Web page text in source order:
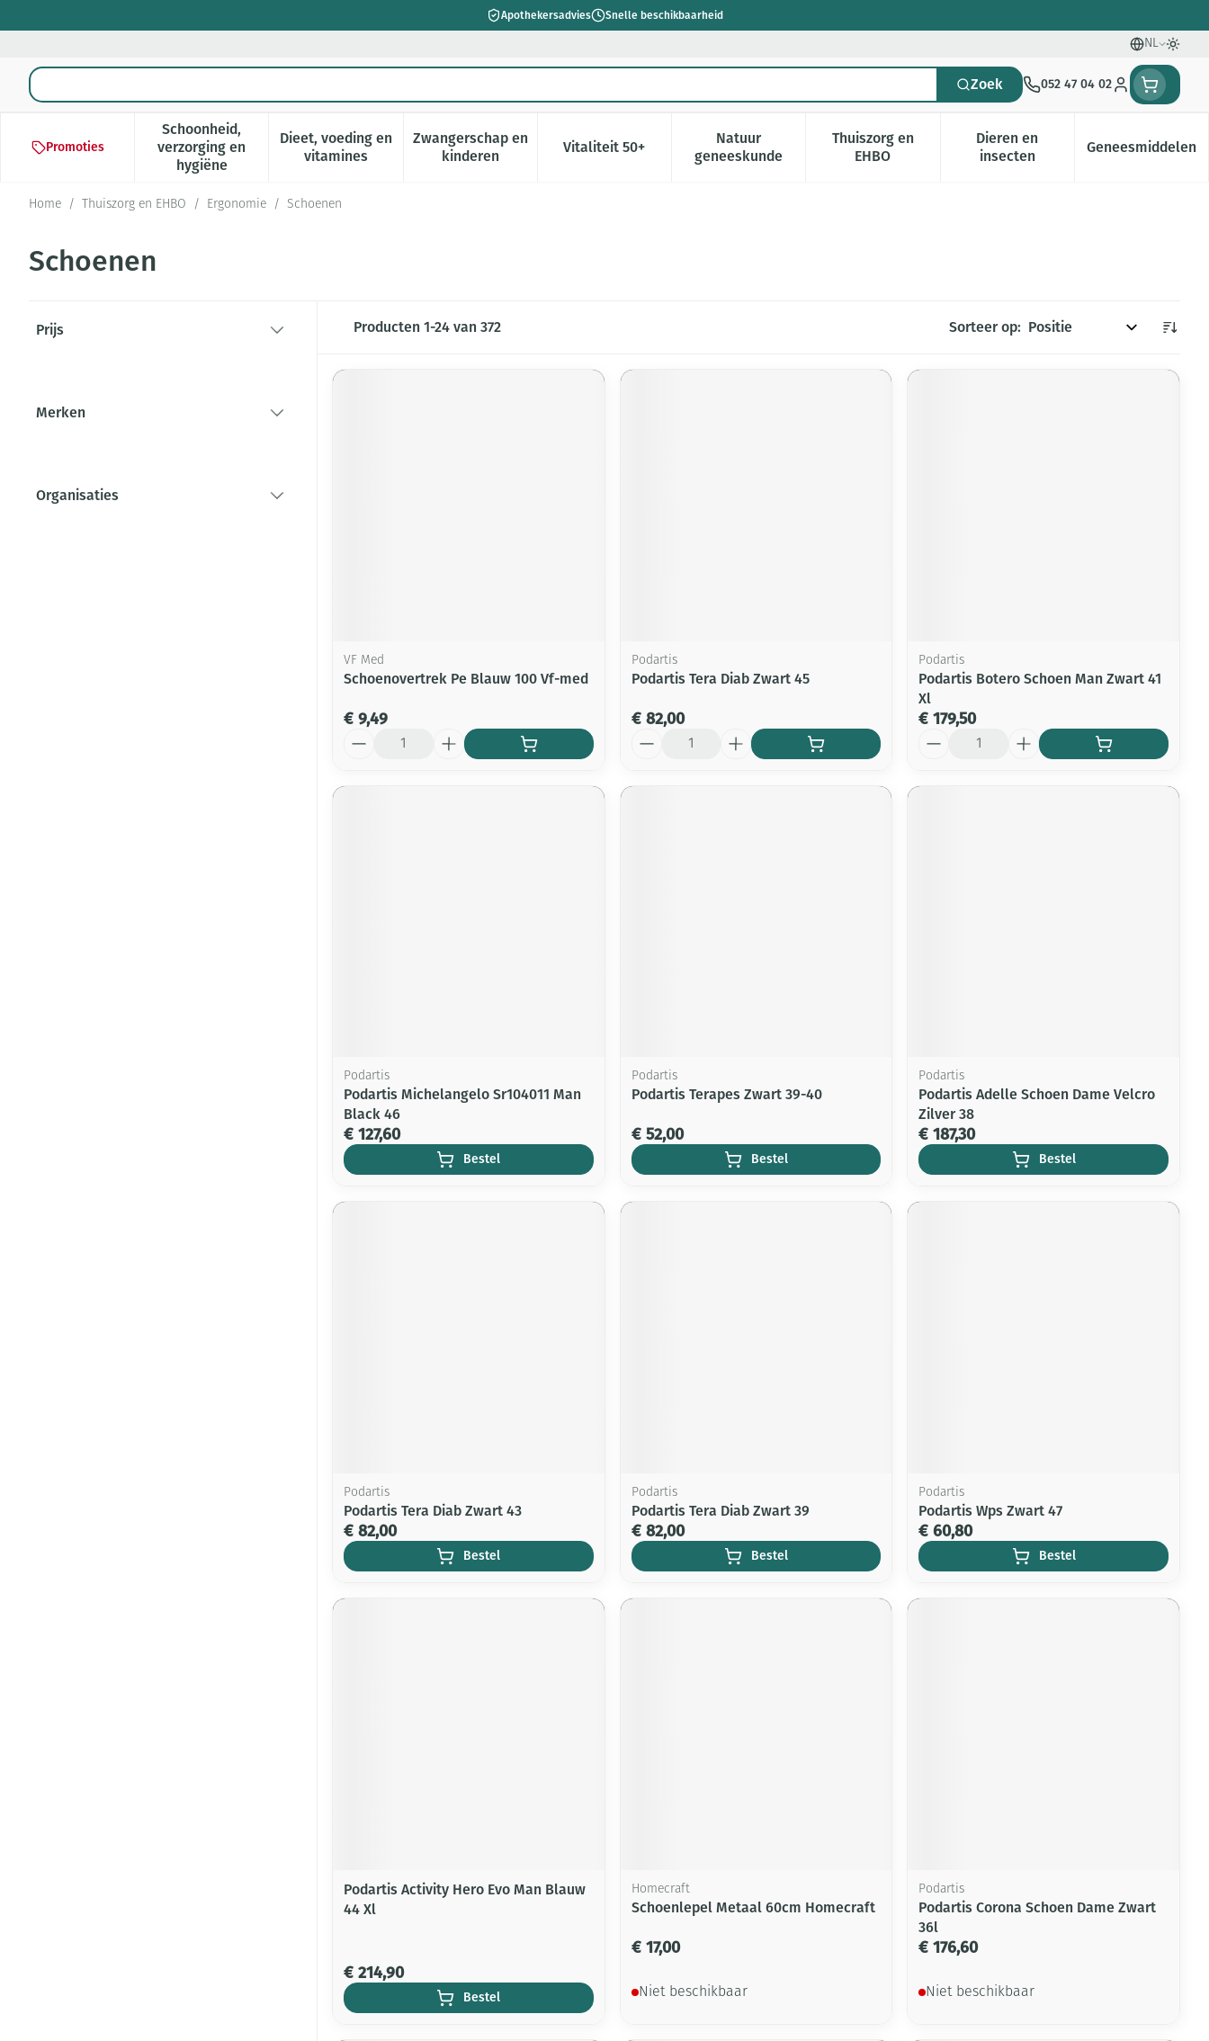
Apothekersadvies Snelle beschikbaarheid
NL
Talen
Product, merk, categorie... Zoek 052 47 04 02
Klant menu
Promoties
Schoonheid,
verzorging en
hygiëne
Toon submenu voor Schoonheid, verzorging en hygiëne categorie
Dieet, voeding en
vitaminesToon submenu voor Dieet, voeding en vitamines categorie
Zwangerschap en
kinderenToon submenu voor Zwangerschap en kinderen categorie
Vitaliteit 50+Toon submenu voor Vitaliteit 50+ categorie
Natuur
geneeskundeToon submenu voor Natuur geneeskunde categorie
Thuiszorg en
EHBOToon submenu voor Thuiszorg en EHBO categorie
Dieren en
insectenToon submenu voor Dieren en
Geneesmiddelen
Toon
Home / Thuiszorg en EHBO / Ergonomie / Schoenen
Schoenen
Prijs
Merken
Organisaties
Producten 1-24 van 372 Sorteer op:
VF Med
Schoenovertrek Pe Blauw 100 Vf-med
€ 9,49
Podartis
Podartis Tera Diab Zwart 45
€ 82,00
Podartis
Podartis Botero Schoen Man Zwart 41
Xl
€ 179,50
Podartis
Podartis Michelangelo Sr104011 Man
Black 46
€ 127,60
Bestel
Podartis
Podartis Terapes Zwart 39-40
€ 52,00
Bestel
Podartis
Podartis Adelle Schoen Dame Velcro
Zilver 38
€ 187,30
Bestel
Podartis
Podartis Tera Diab Zwart 43
€ 82,00
Bestel
Podartis
Podartis Tera Diab Zwart 39
€ 82,00
Bestel
Podartis
Podartis Wps Zwart 47
€ 60,80
Bestel
Podartis Activity Hero Evo Man Blauw
44 Xl
€ 214,90
Bestel
Homecraft
Schoenlepel Metaal 60cm Homecraft
€ 17,00
Niet beschikbaar
Podartis
Podartis Corona Schoen Dame Zwart
36l
€ 176,60
Niet beschikbaar